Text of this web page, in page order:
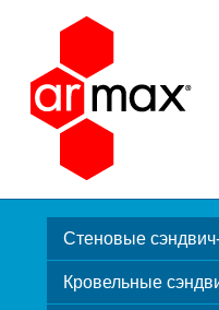
Стеновые
Кровельные